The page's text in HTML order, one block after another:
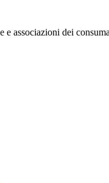
e associazioni dei